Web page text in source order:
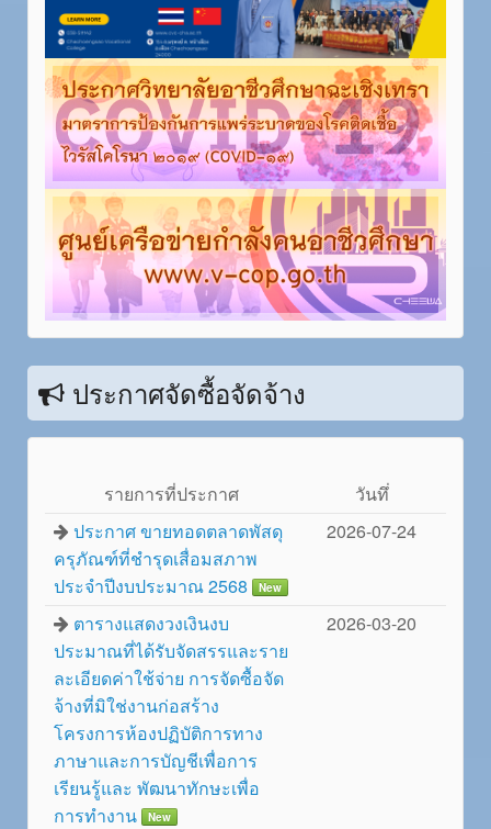
ประกาศจัดซื้อจัดจ้าง
รายการที่ประกาศ
วันทึ่
ประกาศ ขายทอดตลาดพัสดุ
ครุภัณฑ์ที่ชำรุดเสื่อมสภาพ
ประจำปีงบประมาณ 2568
New
2026-07-24
ตารางแสดงวงเงินงบ
ประมาณที่ได้รับจัดสรรและราย
ละเอียดค่าใช้จ่าย การจัดซื้อจัด
จ้างที่มิใช่งานก่อสร้าง
โครงการห้องปฏิบัติการทาง
ภาษาและการบัญชีเพื่อการ
เรียนรู้และ พัฒนาทักษะเพื่อ
การทำงาน
New
2026-03-20